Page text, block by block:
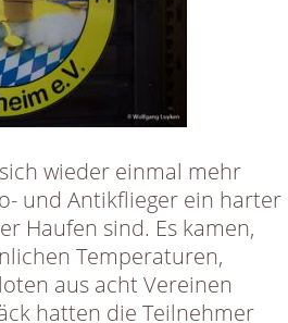
wieder einmal mehr
und Antikflieger ein harter
Haufen sind. Es kamen,
Temperaturen,
aus acht Vereinen
hatten die Teilnehmer